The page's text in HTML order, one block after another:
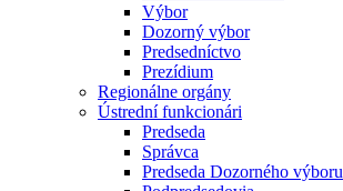
Výbor
Dozorný výbor
Predsedníctvo
Prezídium
Regionálne orgány
Ústrední funkcionári
Predseda
Správca
Predseda Dozorného výboru